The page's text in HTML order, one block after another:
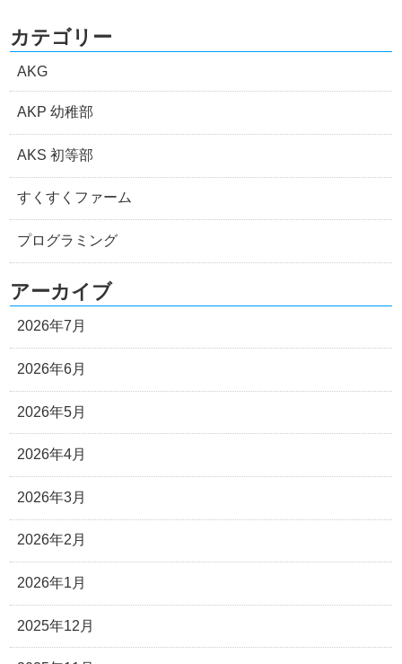
カテゴリー
AKG
AKP 幼稚部
AKS 初等部
すくすくファーム
プログラミング
アーカイブ
2026年7月
2026年6月
2026年5月
2026年4月
2026年3月
2026年2月
2026年1月
2025年12月